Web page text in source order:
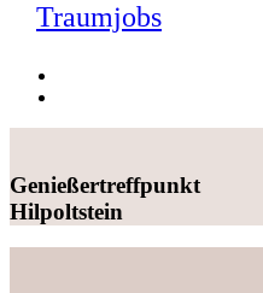
Traumjobs
Genießertreffpunkt
Hilpoltstein